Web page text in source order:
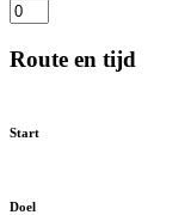
Route en tijd
Start
Doel